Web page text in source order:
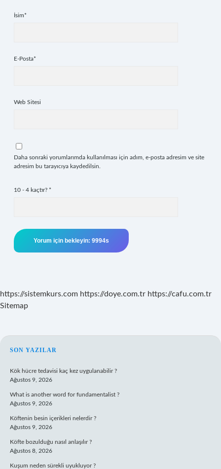
İsim*
E-Posta*
Web Sitesi
Daha sonraki yorumlarımda kullanılması için adım, e-posta adresim ve site
adresim bu tarayıcıya kaydedilsin.
10 - 4 kaçtır? *
https://sistemkurs.com https://doye.com.tr https://cafu.com.tr
Sitemap
SIDEBAR
SON YAZILAR
Kök hücre tedavisi kaç kez uygulanabilir ?
Ağustos 9, 2026
What is another word for fundamentalist ?
Ağustos 9, 2026
Köftenin besin içerikleri nelerdir ?
Ağustos 9, 2026
Köfte bozulduğu nasıl anlaşılır ?
Ağustos 8, 2026
Kuşum neden sürekli uyukluyor ?